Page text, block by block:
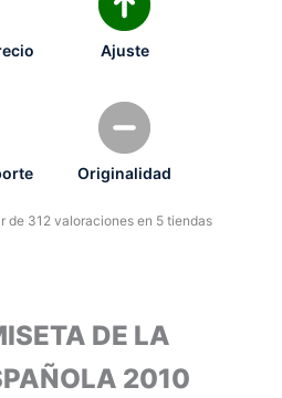
Ajuste
Originalidad
de 312 valoraciones en 5 tiendas
DE LA
2010